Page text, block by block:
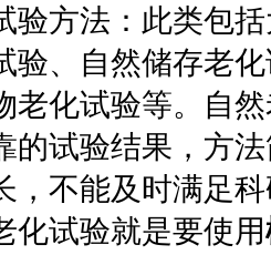
方法：此类包括
验、自然储存老
老化试验等。自
的试验结果，方
，不能及时满足
试验就是要使用